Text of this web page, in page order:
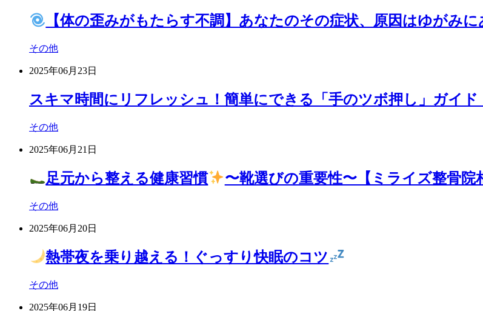
【体の歪みがもたらす不調】あなたのその症状、原因はゆがみ
その他
2025年06月23日
スキマ時間にリフレッシュ！簡単にできる「手のツボ押し」ガイ
その他
2025年06月21日
足元から整える健康習慣 〜靴選びの重要性〜【ミライズ整骨院
その他
2025年06月20日
熱帯夜を乗り越える！ぐっすり快眠のコツ
その他
2025年06月19日